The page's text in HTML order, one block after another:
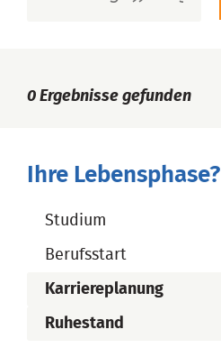
0 Ergebnisse gefunden
Ihre Lebensphase?
Studium
Berufsstart
Karriereplanung
Ruhestand